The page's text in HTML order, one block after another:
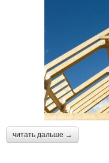
читать дальше →